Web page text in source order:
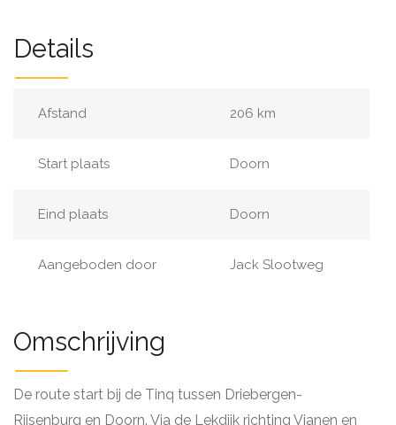
Details
Afstand 206 km
Start plaats Doorn
Eind plaats Doorn
Aangeboden door Jack Slootweg
Omschrijving
De route start bij de Tinq tussen Driebergen-
Rijsenburg en Doorn. Via de Lekdijk richting Vianen en